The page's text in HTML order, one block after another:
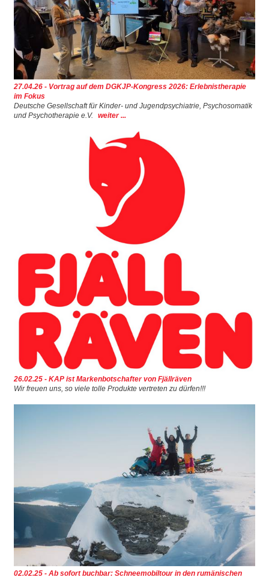
27.04.26 - Vortrag auf dem DGKJP-Kongress 2026: Erlebnistherapie
im Fokus
Deutsche Gesellschaft für Kinder- und Jugendpsychiatrie, Psychosomatik
und Psychotherapie e.V.
weiter ...
26.02.25 - KAP ist Markenbotschafter von Fjällräven
Wir freuen uns, so viele tolle Produkte vertreten zu dürfen!!!
02.02.25 - Ab sofort buchbar: Schneemobiltour in den rumänischen